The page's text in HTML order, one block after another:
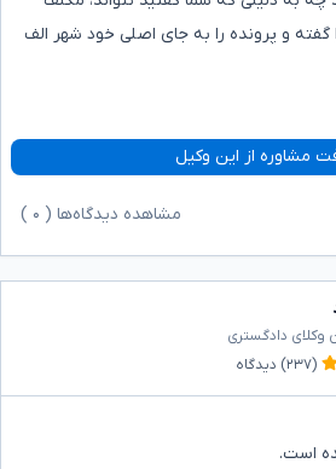
گفته و پرونده را به جای اصلی خود شهر الف
مشاوره از این وکیل
مشاهده دیدگاه‌ها ( ۰
وکلای دادگستری
(۲۳۷) دیدگاه
است.